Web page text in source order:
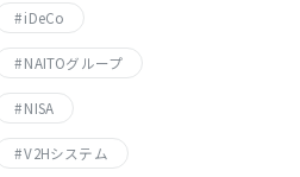
iDeCo
NAITOグループ
NISA
V2Hシステム